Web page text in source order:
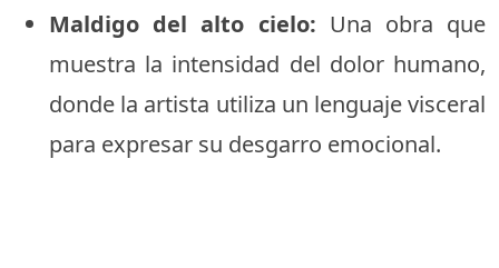
Maldigo del alto cielo: Una obra que
muestra la intensidad del dolor humano,
donde la artista utiliza un lenguaje visceral
para expresar su desgarro emocional.